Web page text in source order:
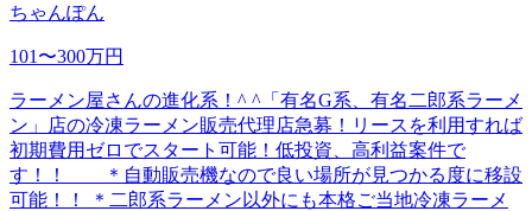
ちゃんぽん
101〜300万円
ラーメン屋さんの進化系！^ ^「有名G系、有名二郎系ラーメ
ン」店の冷凍ラーメン販売代理店急募！リースを利用すれば
初期費用ゼロでスタート可能！低投資、高利益案件で
す！！ ＊自動販売機なので良い場所が見つかる度に移設
可能！！ ＊二郎系ラーメン以外にも本格ご当地冷凍ラーメ